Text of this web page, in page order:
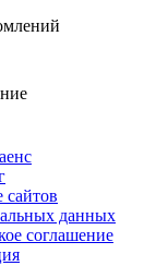
сайтов
данных
соглашение